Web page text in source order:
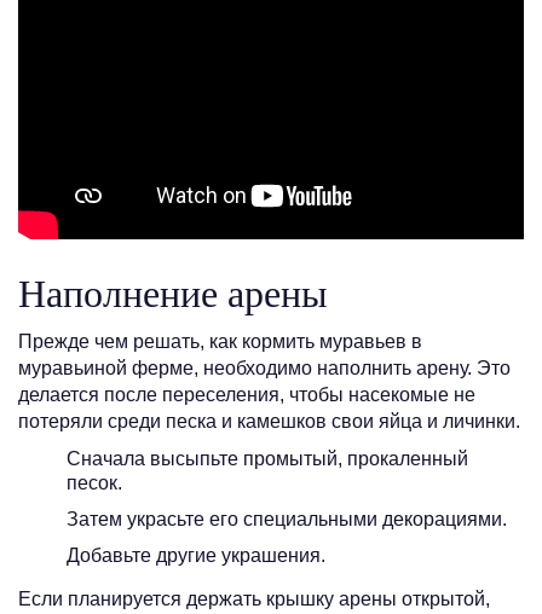
Наполнение арены
Прежде чем решать, как кормить муравьев в
муравьиной ферме, необходимо наполнить арену. Это
делается после переселения, чтобы насекомые не
потеряли среди песка и камешков свои яйца и личинки.
Сначала высыпьте промытый, прокаленный
песок.
Затем украсьте его специальными декорациями.
Добавьте другие украшения.
Если планируется держать крышку арены открытой,